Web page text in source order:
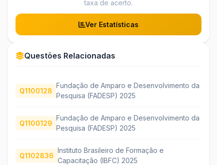
taxa de acerto.
Ver Estatísticas
Questões Relacionadas
Q1100128
Fundação de Amparo e Desenvolvimento da
Pesquisa (FADESP) 2025
Q1100129
Fundação de Amparo e Desenvolvimento da
Pesquisa (FADESP) 2025
Q1102836
Instituto Brasileiro de Formação e
Capacitação (IBFC) 2025